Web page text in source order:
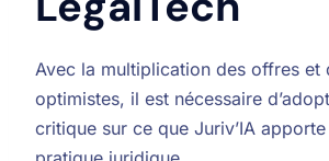
Avec la multiplication des offres et
optimistes, il est nécessaire
critique sur ce que Juriv’IA